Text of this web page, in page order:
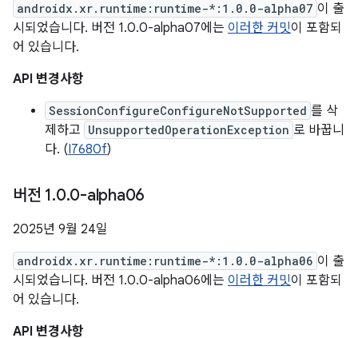
androidx.xr.runtime:runtime-*:1.0.0-alpha07 이 출
시되었습니다. 버전 1.0.0-alpha07에는 이러한 커밋이 포함되
어 있습니다.
API 변경사항
SessionConfigureConfigureNotSupported 를 삭
제하고 UnsupportedOperationException 로 바꿉니
다. (I7680f)
버전 1.0.0-alpha06
2025년 9월 24일
androidx.xr.runtime:runtime-*:1.0.0-alpha06 이 출
시되었습니다. 버전 1.0.0-alpha06에는 이러한 커밋이 포함되
어 있습니다.
API 변경사항